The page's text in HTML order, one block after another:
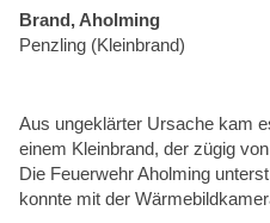
Brand, Aholming
Penzling (Kleinbrand)
Aus ungeklärter Ursache kam
einem Kleinbrand, der zügig
Die Feuerwehr Aholming
konnte mit der